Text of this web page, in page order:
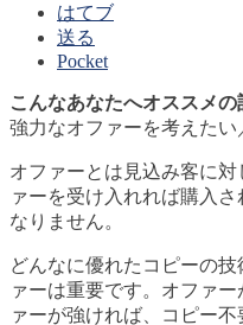
はてブ
送る
Pocket
こんなあなたへオススメの
強力なオファーを考えた
オファーとは見込み客に
ァーを受け入れれば購入
なりません。
どんなに優れたコピーの
ァーは重要です。オファ
ァーが強ければ、コピー